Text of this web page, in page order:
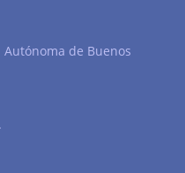
Autónoma de Buenos